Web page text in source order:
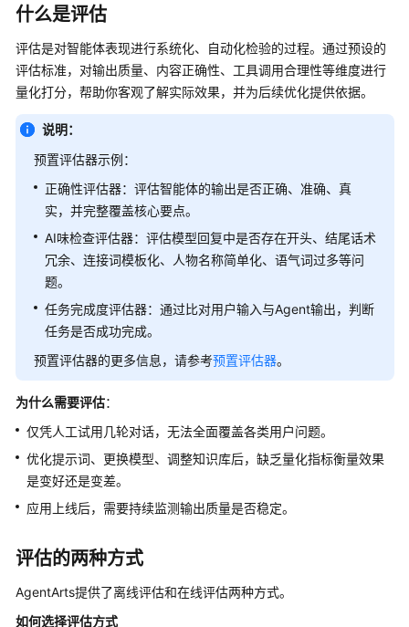
费
明
低
代
码
开
代
开
能
体
运
运
维
智
观
测
什么是评估
评估是对智能体表现进行系统化、自动化检验的过程。通过预设的
评估标准，对输出质量、内容正确性、工具调用合理性等维度进行
量化打分，帮助你客观了解实际效果，并为后续优化提供依据。
说明：
预置评估器示例：
正确性评估器：评估智能体的输出是否正确、准确、真
实，并完整覆盖核心要点。
AI味检查评估器：评估模型回复中是否存在开头、 结尾话术
冗余、连接词模板化、人物名称简单化、语气词过多等问
题。
任务完成度评估器：通过比对用户输入与Agent输出，判断
任务是否成功完成。
预置评估器的更多信息，请参考预置评估器。
为什么需要评估：
仅凭人工试用几轮对话，无法全面覆盖各类用户问题。
优化提示词、更换模型、调整知识库后，缺乏量化指标衡量效果
是变好还是变差。
应用上线后，需要持续监测输出质量是否稳定。
评估的两种方式
AgentArts提供了离线评估和在线评估两种方式。
如何选择评估方式